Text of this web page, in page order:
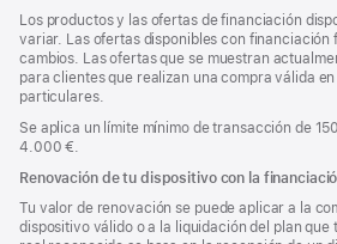
Los productos y las ofertas de financiación
variar. Las ofertas disponibles con financiación
cambios. Las ofertas que se muestran
para clientes que realizan una compra válida
particulares.
Se aplica un límite mínimo de transacción de
4.000 €.
Renovación de tu dispositivo con la
Tu valor de renovación se puede aplicar a la
dispositivo válido o a la liquidación del plan que